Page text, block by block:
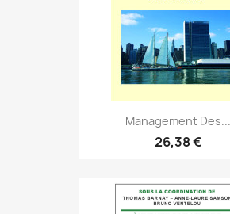
Management Des...
26,38 €